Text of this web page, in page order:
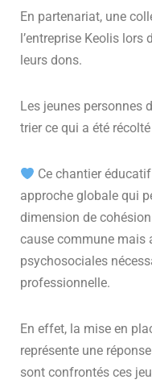
En partenariat, une
l’entreprise Keolis
leurs dons.
Les jeunes personnes
trier ce qui a été
Ce chantier
approche globale qui
dimension de
cause commune mais
psychosociales
professionnelle.
En effet, la mise en
représente une
sont confrontés ces